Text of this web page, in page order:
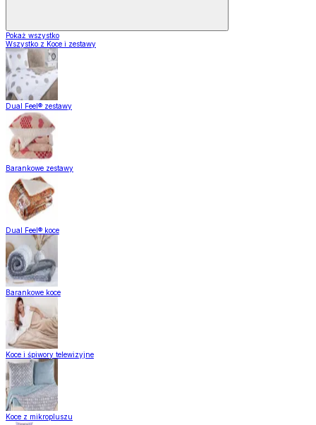
Pokaż wszystko
Wszystko z Koce i zestawy
Dual Feel® zestawy
Barankowe zestawy
Dual Feel® koce
Barankowe koce
Koce i śpiwory telewizyjne
Koce z mikropluszu